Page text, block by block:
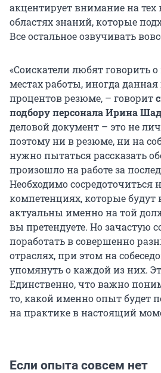
акцентирует внимание на
областях знаний, которые
Все остальное озвучивать
«Соискатели любят говорить
местах работы, иногда
процентов резюме, – говорит
подбору персонала Ирина
деловой документ – это не
поэтому ни в резюме, ни на
нужно пытаться рассказать
произошло на работе за
Необходимо сосредоточиться
компетенциях, которые будут
актуальны именно на той
вы претендуете. Но зачастую
поработать в совершенно
отраслях, при этом на
упомянуть о каждой из них.
Единственно, что важно
то, какой именно опыт будет
на практике в настоящий
Если опыта совсем нет